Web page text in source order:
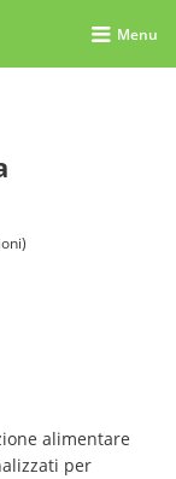
Menu
alimentare
per